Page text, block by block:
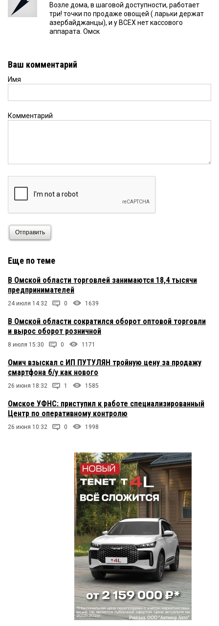
Возле дома, в шаговой доступности, работает
три! точки по продаже овощей ( ларьки держат
азербайджанцы), и у ВСЕХ нет кассового
аппарата. Омск
Ваш комментарий
Имя
Комментарий
Отправить
Еще по теме
В Омской области торговлей занимаются 18,4 тысячи
предпринимателей
24 июля 14:32 0 1639
В Омской области сократился оборот оптовой торговли
и вырос оборот розничной
8 июля 15:30 0 1171
Омич взыскал с ИП ПУТУЛЯН тройную цену за продажу
смартфона б/у как нового
26 июня 18:32 1 1585
Омское УФНС: приступил к работе специализированный
Центр по оперативному контролю
26 июня 10:32 0 1998